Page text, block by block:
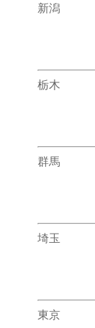
新潟
栃木
群馬
埼玉
東京